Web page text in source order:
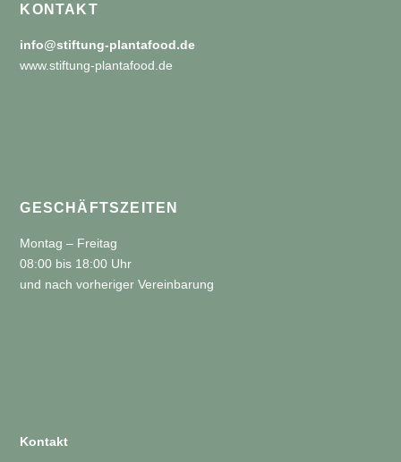
KONTAKT
info@stiftung-plantafood.de
www.stiftung-plantafood.de
GESCHÄFTSZEITEN
Montag – Freitag
08:00 bis 18:00 Uhr
und nach vorheriger Vereinbarung
Kontakt